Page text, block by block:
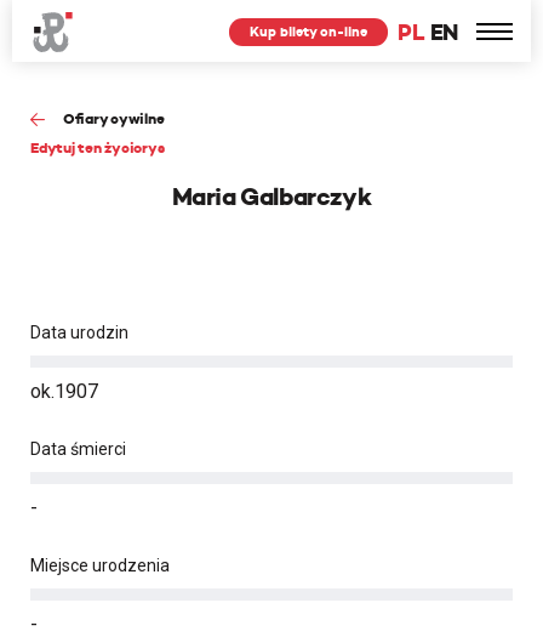
PL EN
Kup bilety on-line
Ofiary cywilne
Edytuj ten życiorys
Maria Galbarczyk
Data urodzin
ok.1907
Data śmierci
-
Miejsce urodzenia
-